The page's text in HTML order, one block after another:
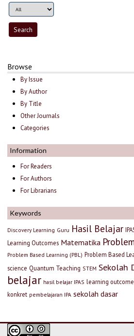
Browse
By Issue
By Author
By Title
Other Journals
Categories
Information
For Readers
For Authors
For Librarians
Keywords
Discovery Learning Guru Hasil Belajar
Learning Outcomes Matematika
Problem Based Learning (PBL) Problem Based
science Quantum Teaching STEM Sekolah
belajar hasil belajar IPAS learning
konkret pembelajaran IPA sekolah dasar